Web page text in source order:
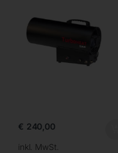
€ 240,00
inkl. MwSt.